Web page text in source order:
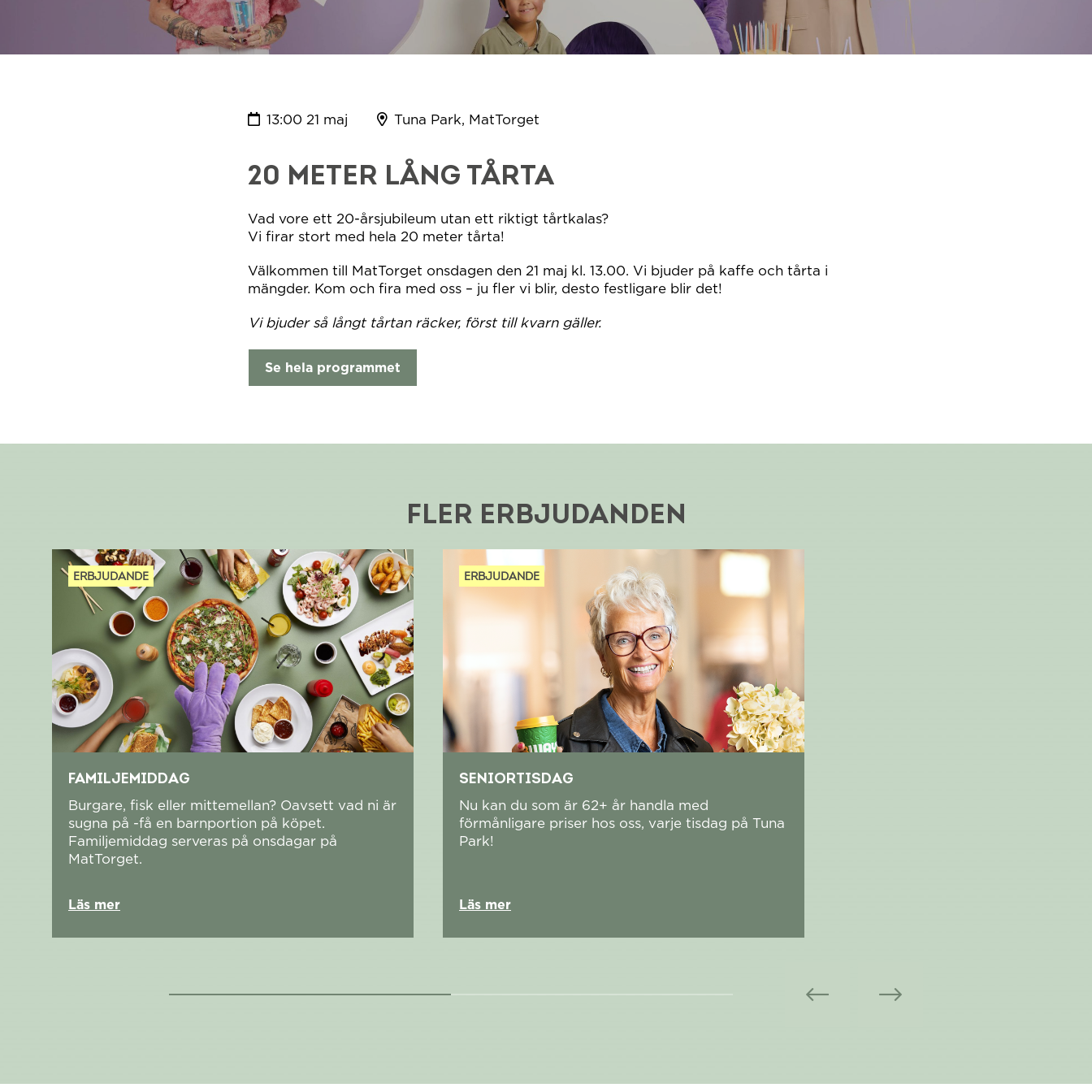
13:00 21 maj Tuna Park, MatTorget
20 METER LÅNG TÅRTA
Vad vore ett 20-årsjubileum utan ett riktigt tårtkalas?
Vi firar stort med hela 20 meter tårta!
Välkommen till MatTorget onsdagen den 21 maj kl. 13.00. Vi bjuder på kaffe och tårta i
mängder. Kom och fira med oss – ju fler vi blir, desto festligare blir det!
Vi bjuder så långt tårtan räcker, först till kvarn gäller.
Se hela programmet
FLER ERBJUDANDEN
FAMILJEMIDDAG
ERBJUDANDE
Burgare, fisk eller mittemellan? Oavsett vad ni är
sugna på -få en barnportion på köpet.
Familjemiddag serveras på onsdagar på
MatTorget.
Läs mer
SENIORTISDAG
ERBJUDANDE
Nu kan du som är 62+ år handla med
förmånligare priser hos oss, varje tisdag på Tuna
Park!
Läs mer